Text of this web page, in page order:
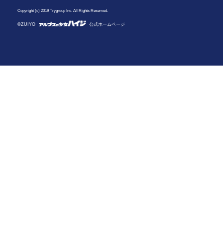
Copyright (c) 2019 Trygroup Inc. All Rights Reserved.
©ZUIYO 公式ホームページ